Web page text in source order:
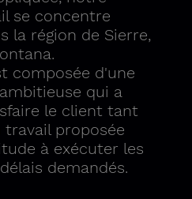
se concentre
la région de Sierre,
composée d'une
qui a
le client tant
proposée
à exécuter les
demandés.